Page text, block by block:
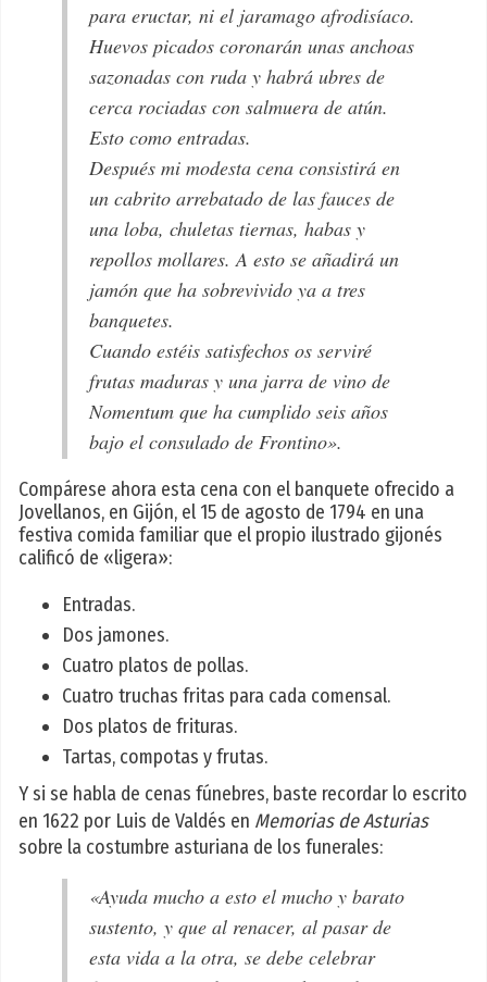
para eructar, ni el jaramago afrodisíaco.
Huevos picados coronarán unas anchoas
sazonadas con ruda y habrá ubres de
cerca rociadas con salmuera de atún.
Esto como entradas.
Después mi modesta cena consistirá en
un cabrito arrebatado de las fauces de
una loba, chuletas tiernas, habas y
repollos mollares. A esto se añadirá un
jamón que ha sobrevivido ya a tres
banquetes.
Cuando estéis satisfechos os serviré
frutas maduras y una jarra de vino de
Nomentum que ha cumplido seis años
bajo el consulado de Frontino».
Compárese ahora esta cena con el banquete ofrecido a
Jovellanos, en Gijón, el 15 de agosto de 1794 en una
festiva comida familiar que el propio ilustrado gijonés
calificó de «ligera»:
Entradas.
Dos jamones.
Cuatro platos de pollas.
Cuatro truchas fritas para cada comensal.
Dos platos de frituras.
Tartas, compotas y frutas.
Y si se habla de cenas fúnebres, baste recordar lo escrito
en 1622 por Luis de Valdés en Memorias de Asturias
sobre la costumbre asturiana de los funerales:
«Ayuda mucho a esto el mucho y barato
sustento, y que al renacer, al pasar de
esta vida a la otra, se debe celebrar